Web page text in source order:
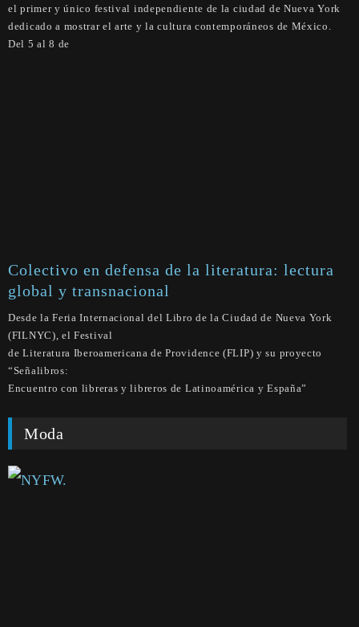
el primer y único festival independiente de la ciudad de Nueva York
dedicado a mostrar el arte y la cultura contemporáneos de México.
Del 5 al 8 de
Colectivo en defensa de la literatura: lectura
global y transnacional
Desde la Feria Internacional del Libro de la Ciudad de Nueva York
(FILNYC), el Festival
de Literatura Iberoamericana de Providence (FLIP) y su proyecto
“Señalibros:
Encuentro con libreras y libreros de Latinoamérica y España”
Moda